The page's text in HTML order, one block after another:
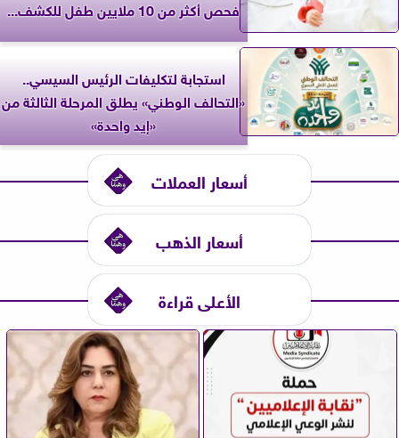
فحص أكثر من 10 ملايين طفل للكشف...
استجابة لتكليفات الرئيس السيسي..
«التحالف الوطني» يطلق المرحلة الثالثة من
«إيد واحدة»
أسعار العملات
أسعار الذهب
الأعلى قراءة